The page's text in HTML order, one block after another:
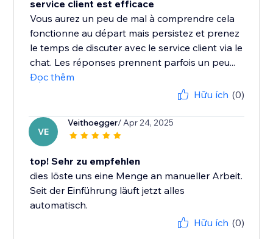
service client est efficace
Vous aurez un peu de mal à comprendre cela
fonctionne au départ mais persistez et prenez
le temps de discuter avec le service client via le
chat. Les réponses prennent parfois un peu...
Đọc thêm
Hữu ích (0)
VE
Veithoegger/ Apr 24, 2025
top! Sehr zu empfehlen
dies löste uns eine Menge an manueller Arbeit.
Seit der Einführung läuft jetzt alles
automatisch.
Hữu ích (0)